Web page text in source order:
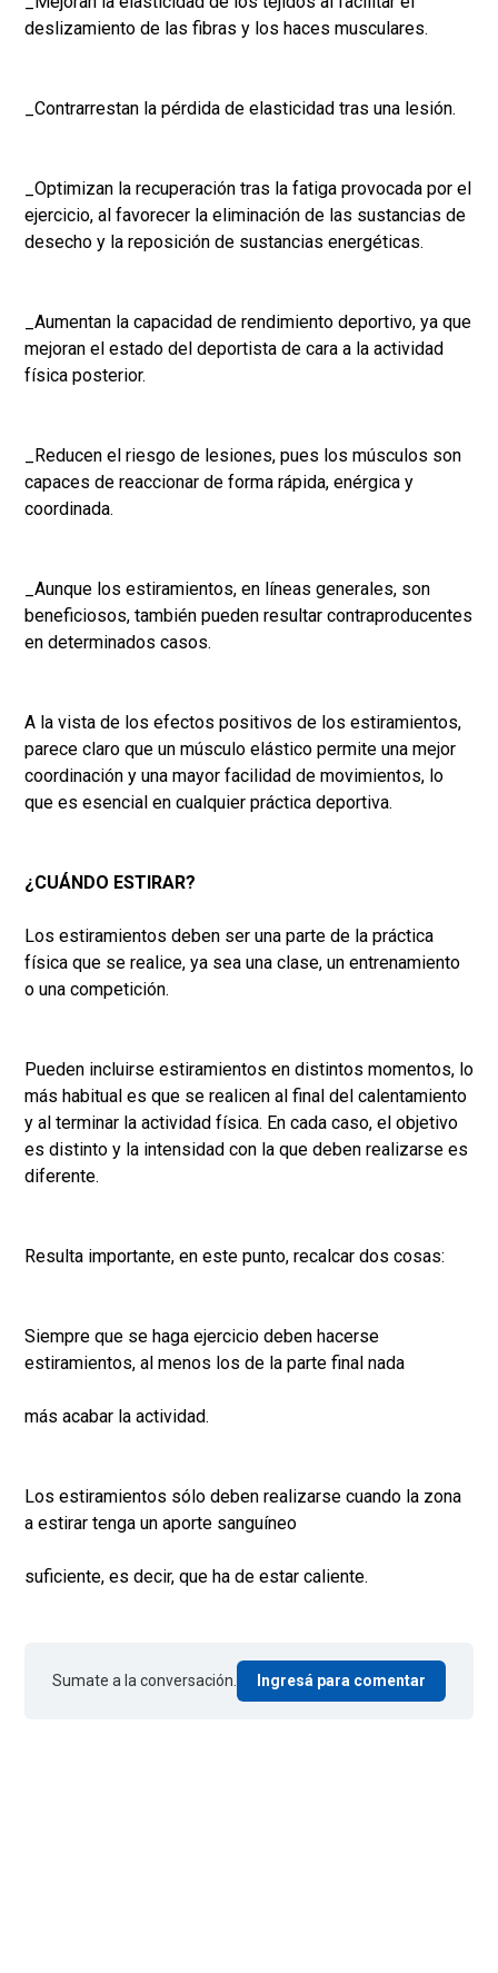
deslizamiento de las fibras y los haces musculares.
_Contrarrestan la pérdida de elasticidad tras una lesión.
_Optimizan la recuperación tras la fatiga provocada por el
ejercicio, al favorecer la eliminación de las sustancias de
desecho y la reposición de sustancias energéticas.
_Aumentan la capacidad de rendimiento deportivo, ya que
mejoran el estado del deportista de cara a la actividad
física posterior.
_Reducen el riesgo de lesiones, pues los músculos son
capaces de reaccionar de forma rápida, enérgica y
coordinada.
_Aunque los estiramientos, en líneas generales, son
beneficiosos, también pueden resultar contraproducentes
en determinados casos.
A la vista de los efectos positivos de los estiramientos,
parece claro que un músculo elástico permite una mejor
coordinación y una mayor facilidad de movimientos, lo
que es esencial en cualquier práctica deportiva.
¿CUÁNDO ESTIRAR?
Los estiramientos deben ser una parte de la práctica
física que se realice, ya sea una clase, un entrenamiento
o una competición.
Pueden incluirse estiramientos en distintos momentos, lo
más habitual es que se realicen al final del calentamiento
y al terminar la actividad física. En cada caso, el objetivo
es distinto y la intensidad con la que deben realizarse es
diferente.
Resulta importante, en este punto, recalcar dos cosas:
Siempre que se haga ejercicio deben hacerse
estiramientos, al menos los de la parte final nada
más acabar la actividad.
Los estiramientos sólo deben realizarse cuando la zona
a estirar tenga un aporte sanguíneo
suficiente, es decir, que ha de estar caliente.
Sumate a la conversación. Ingresá para comentar